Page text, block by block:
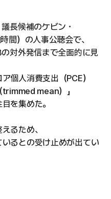
長候補のケビン・
間）の人事公聴会で、
対外発信まで全面的に見
個人消費支出（PCE）
mean）」
を集めた。
るため、
るとの受け止めが出てい